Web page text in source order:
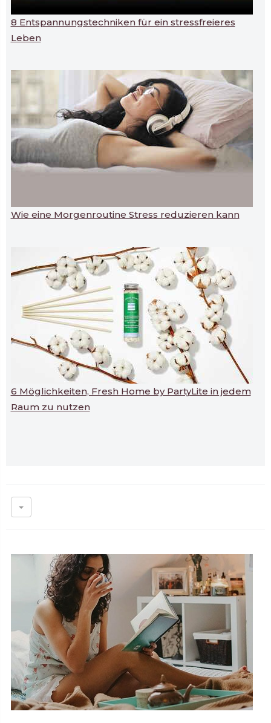
8 Entspannungstechniken für ein stressfreieres
Leben
Wie eine Morgenroutine Stress reduzieren kann
6 Möglichkeiten, Fresh Home by PartyLite in jedem
Raum zu nutzen